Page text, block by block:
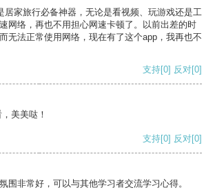
居家旅行必备神器，无论是看视频、玩游戏还是工
网络，再也不用担心网速卡顿了。以前出差的时
无法正常使用网络，现在有了这个app，我再也不
支持[0] 反对[0]
美美哒！
支持[0] 反对[0]
围非常好，可以与其他学习者交流学习心得。